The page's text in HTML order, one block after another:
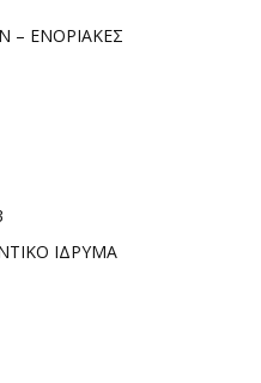
– ΕΝΟΡΙΑΚΕΣ
ΙΔΡΥΜΑ